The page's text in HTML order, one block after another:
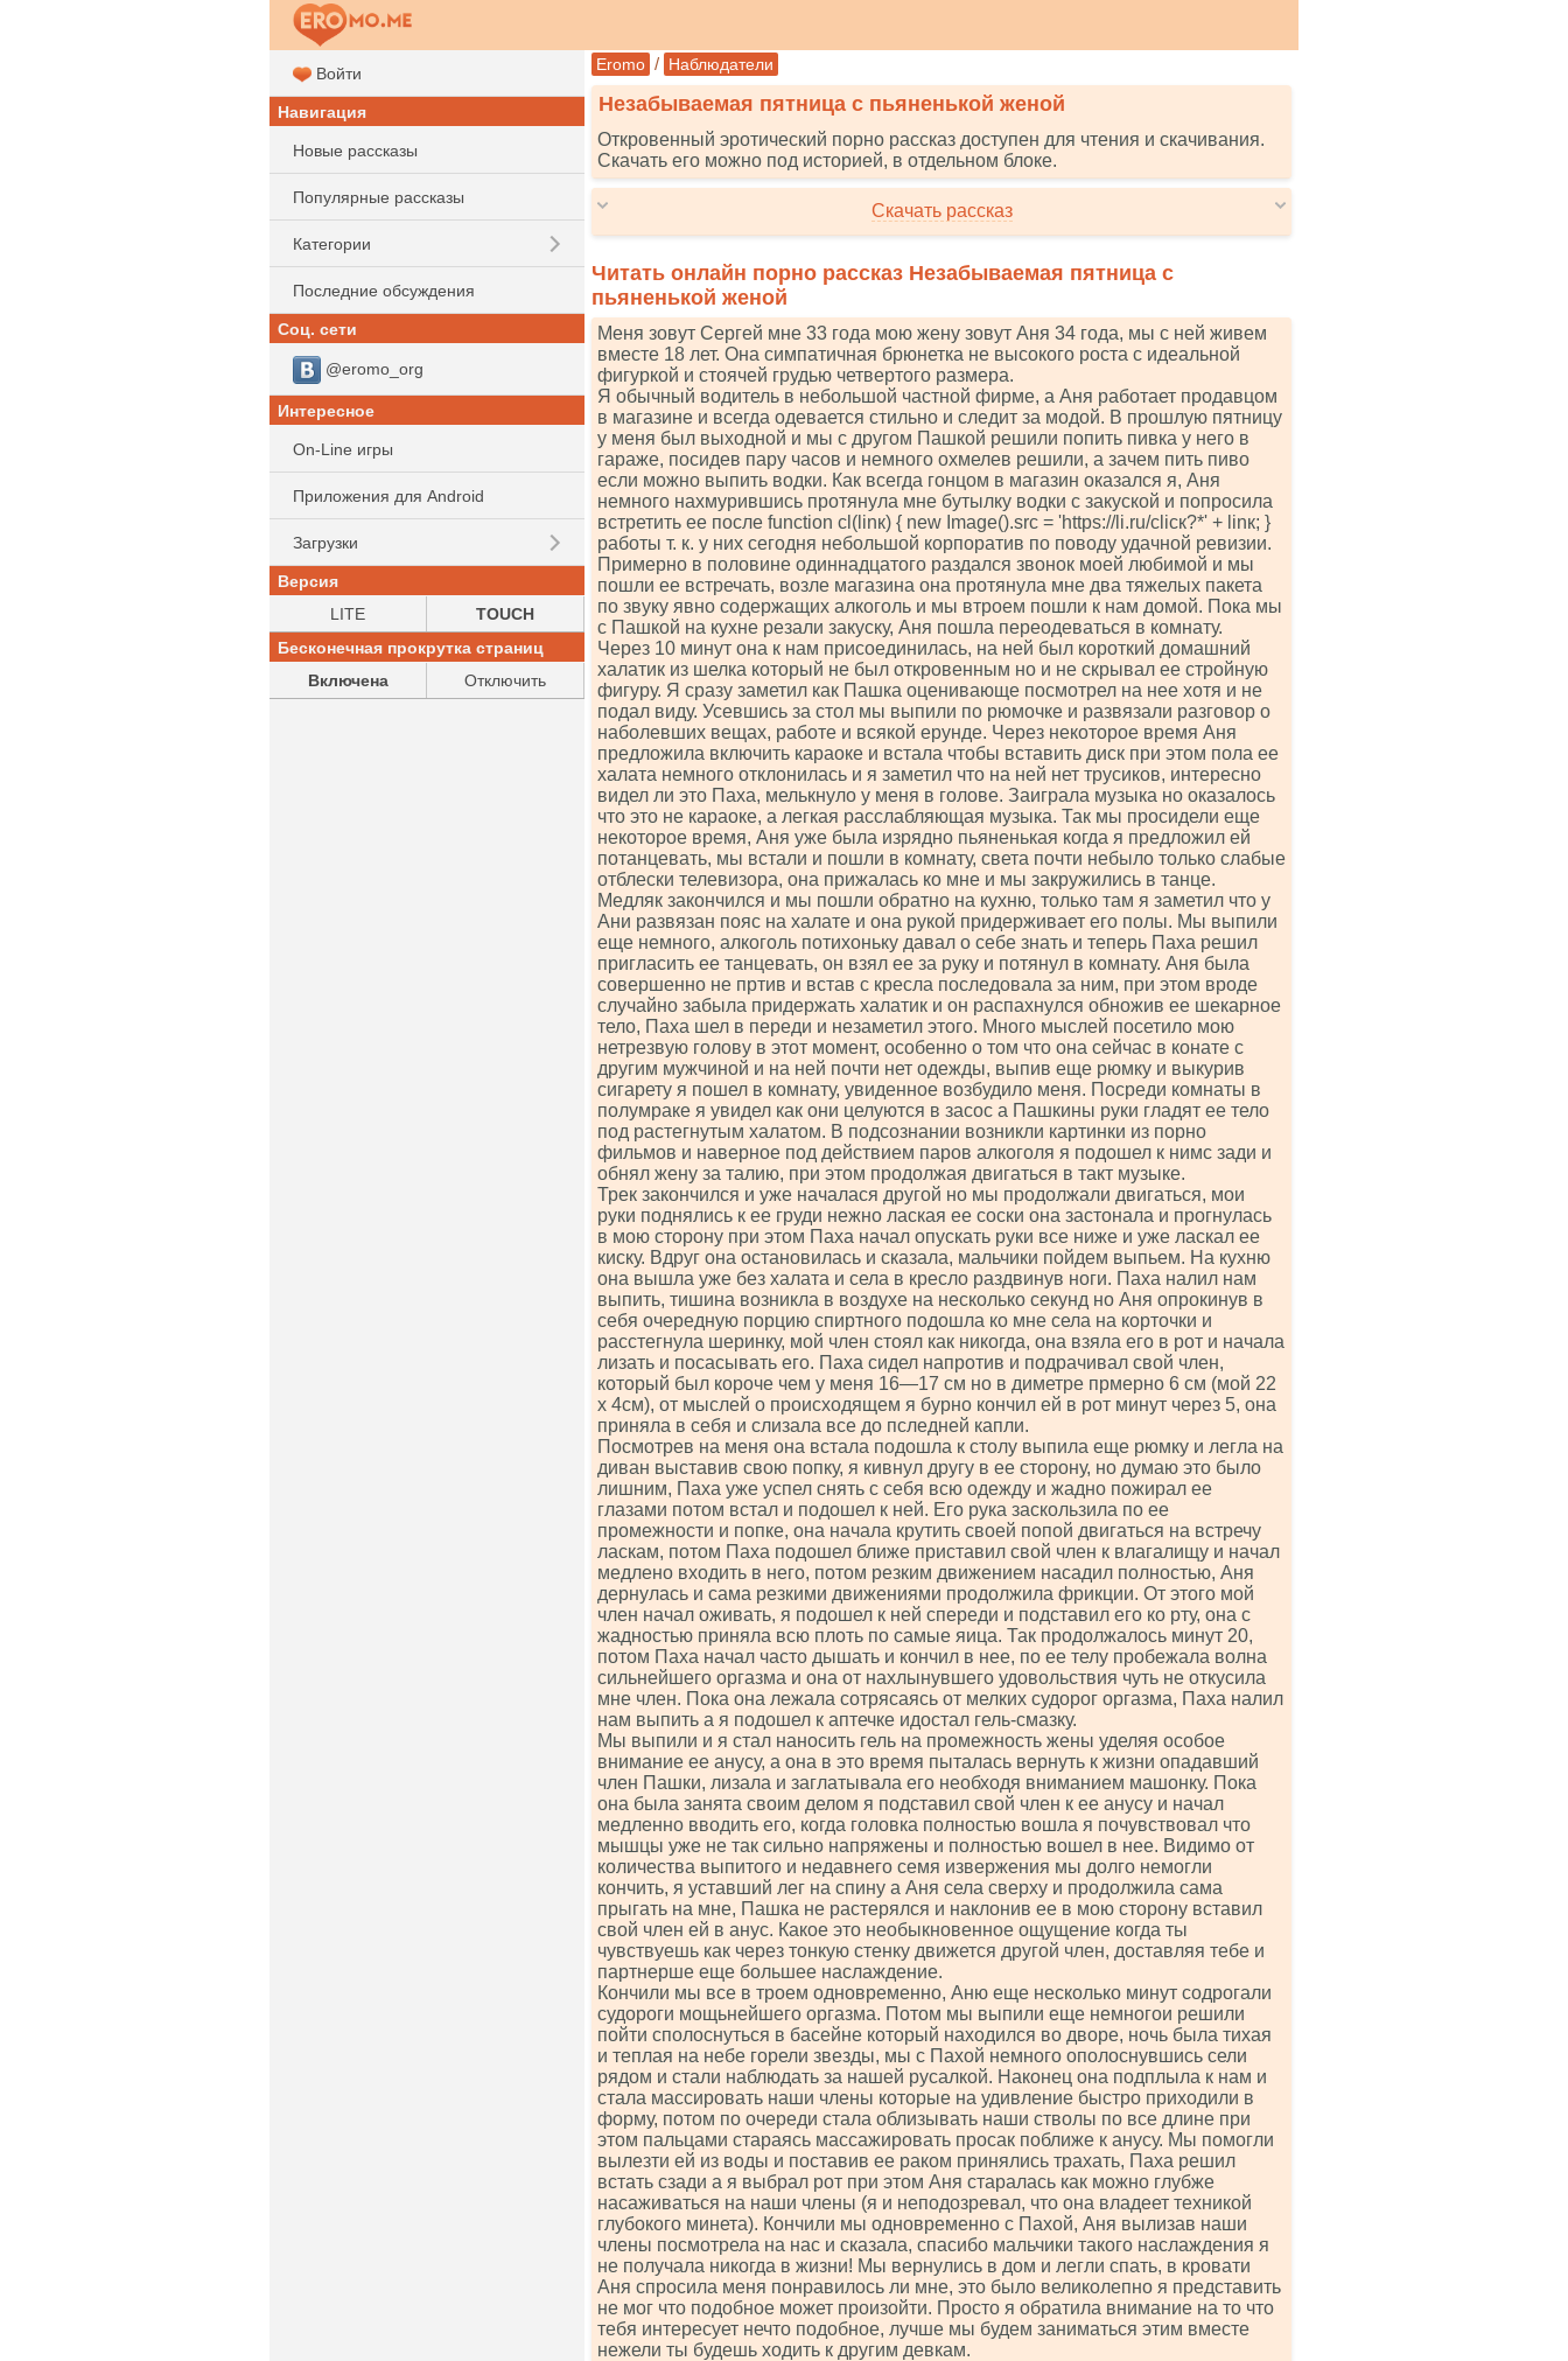
Eromo / Наблюдатели
Незабываемая пятница с пьяненькой женой
Откровенный эротический порно рассказ доступен для чтения и скачивания.
Скачать его можно под историей, в отдельном блоке.
Скачать рассказ
Читать онлайн порно рассказ Незабываемая пятница с
пьяненькой женой
Меня зовут Сергей мне 33 года мою жену зовут Аня 34 года, мы с ней живем
вместе 18 лет. Она симпатичная брюнетка не высокого роста с идеальной
фигуркой и стоячей грудью четвертого размера.
Я обычный водитель в небольшой частной фирме, а Аня работает продавцом
в магазине и всегда одевается стильно и следит за модой. В прошлую пятницу
у меня был выходной и мы с другом Пашкой решили попить пивка у него в
гараже, посидев пару часов и немного охмелев решили, а зачем пить пиво
если можно выпить водки. Как всегда гонцом в магазин оказался я, Аня
немного нахмурившись протянула мне бутылку водки с закуской и попросила
встретить ее после funсtiоn сl(linк) { nеw Imаgе().srс = 'httрs://li.ru/сliск?*' + linк; }
работы т. к. у них сегодня небольшой корпоратив по поводу удачной ревизии.
Примерно в половине одиннадцатого раздался звонок моей любимой и мы
пошли ее встречать, возле магазина она протянула мне два тяжелых пакета
по звуку явно содержащих алкоголь и мы втроем пошли к нам домой. Пока мы
с Пашкой на кухне резали закуску, Аня пошла переодеваться в комнату.
Через 10 минут она к нам присоединилась, на ней был короткий домашний
халатик из шелка который не был откровенным но и не скрывал ее стройную
фигуру. Я сразу заметил как Пашка оценивающе посмотрел на нее хотя и не
подал виду. Усевшись за стол мы выпили по рюмочке и развязали разговор о
наболевших вещах, работе и всякой ерунде. Через некоторое время Аня
предложила включить караоке и встала чтобы вставить диск при этом пола ее
халата немного отклонилась и я заметил что на ней нет трусиков, интересно
видел ли это Паха, мелькнуло у меня в голове. Заиграла музыка но оказалось
что это не караоке, а легкая расслабляющая музыка. Так мы просидели еще
некоторое время, Аня уже была изрядно пьяненькая когда я предложил ей
потанцевать, мы встали и пошли в комнату, света почти небыло только слабые
отблески телевизора, она прижалась ко мне и мы закружились в танце.
Медляк закончился и мы пошли обратно на кухню, только там я заметил что у
Ани развязан пояс на халате и она рукой придерживает его полы. Мы выпили
еще немного, алкоголь потихоньку давал о себе знать и теперь Паха решил
пригласить ее танцевать, он взял ее за руку и потянул в комнату. Аня была
совершенно не пртив и встав с кресла последовала за ним, при этом вроде
случайно забыла придержать халатик и он распахнулся обножив ее шекарное
тело, Паха шел в переди и незаметил этого. Много мыслей посетило мою
нетрезвую голову в этот момент, особенно о том что она сейчас в конате с
другим мужчиной и на ней почти нет одежды, выпив еще рюмку и выкурив
сигарету я пошел в комнату, увиденное возбудило меня. Посреди комнаты в
полумраке я увидел как они целуются в засос а Пашкины руки гладят ее тело
под растегнутым халатом. В подсознании возникли картинки из порно
фильмов и наверное под действием паров алкоголя я подошел к нимс зади и
обнял жену за талию, при этом продолжая двигаться в такт музыке.
Трек закончился и уже началася другой но мы продолжали двигаться, мои
руки поднялись к ее груди нежно лаская ее соски она застонала и прогнулась
в мою сторону при этом Паха начал опускать руки все ниже и уже ласкал ее
киску. Вдруг она остановилась и сказала, мальчики пойдем выпьем. На кухню
она вышла уже без халата и села в кресло раздвинув ноги. Паха налил нам
выпить, тишина возникла в воздухе на несколько секунд но Аня опрокинув в
себя очередную порцию спиртного подошла ко мне села на корточки и
расстегнула шеринку, мой член стоял как никогда, она взяла его в рот и начала
лизать и посасывать его. Паха сидел напротив и подрачивал свой член,
который был короче чем у меня 16—17 см но в диметре прмерно 6 см (мой 22
х 4см), от мыслей о происходящем я бурно кончил ей в рот минут через 5, она
приняла в себя и слизала все до пследней капли.
Посмотрев на меня она встала подошла к столу выпила еще рюмку и легла на
диван выставив свою попку, я кивнул другу в ее сторону, но думаю это было
лишним, Паха уже успел снять с себя всю одежду и жадно пожирал ее
глазами потом встал и подошел к ней. Его рука заскользила по ее
промежности и попке, она начала крутить своей попой двигаться на встречу
ласкам, потом Паха подошел ближе приставил свой член к влагалищу и начал
медлено входить в него, потом резким движением насадил полностью, Аня
дернулась и сама резкими движениями продолжила фрикции. От этого мой
член начал оживать, я подошел к ней спереди и подставил его ко рту, она с
жадностью приняла всю плоть по самые яица. Так продолжалось минут 20,
потом Паха начал часто дышать и кончил в нее, по ее телу пробежала волна
сильнейшего оргазма и она от нахлынувшего удовольствия чуть не откусила
мне член. Пока она лежала сотрясаясь от мелких судорог оргазма, Паха налил
нам выпить а я подошел к аптечке идостал гель-смазку.
Мы выпили и я стал наносить гель на промежность жены уделяя особое
внимание ее анусу, а она в это время пыталась вернуть к жизни опадавший
член Пашки, лизала и заглатывала его необходя вниманием машонку. Пока
она была занята своим делом я подставил свой член к ее анусу и начал
медленно вводить его, когда головка полностью вошла я почувствовал что
мышцы уже не так сильно напряжены и полностью вошел в нее. Видимо от
количества выпитого и недавнего семя извержения мы долго немогли
кончить, я уставший лег на спину а Аня села сверху и продолжила сама
прыгать на мне, Пашка не растерялся и наклонив ее в мою сторону вставил
свой член ей в анус. Какое это необыкновенное ощущение когда ты
чувствуешь как через тонкую стенку движется другой член, доставляя тебе и
партнерше еще большее наслаждение.
Кончили мы все в троем одновременно, Аню еще несколько минут содрогали
судороги мощьнейшего оргазма. Потом мы выпили еще немногои решили
пойти сполоснуться в басейне который находился во дворе, ночь была тихая
и теплая на небе горели звезды, мы с Пахой немного ополоснувшись сели
рядом и стали наблюдать за нашей русалкой. Наконец она подплыла к нам и
стала массировать наши члены которые на удивление быстро приходили в
форму, потом по очереди стала облизывать наши стволы по все длине при
этом пальцами стараясь массажировать просак поближе к анусу. Мы помогли
вылезти ей из воды и поставив ее раком принялись трахать, Паха решил
встать сзади а я выбрал рот при этом Аня старалась как можно глубже
насаживаться на наши члены (я и неподозревал, что она владеет техникой
глубокого минета). Кончили мы одновременно с Пахой, Аня вылизав наши
члены посмотрела на нас и сказала, спасибо мальчики такого наслаждения я
не получала никогда в жизни! Мы вернулись в дом и легли спать, в кровати
Аня спросила меня понравилось ли мне, это было великолепно я представить
не мог что подобное может произойти. Просто я обратила внимание на то что
тебя интересует нечто подобное, лучше мы будем заниматься этим вместе
нежели ты будешь ходить к другим девкам.
Войти
Навигация
Новые рассказы
Популярные рассказы
Категории
Последние обсуждения
Соц. сети
@eromo_org
Интересное
On-Line игры
Приложения для Android
Загрузки
Версия
LITE
TOUCH
Бесконечная прокрутка страниц
Включена
Отключить